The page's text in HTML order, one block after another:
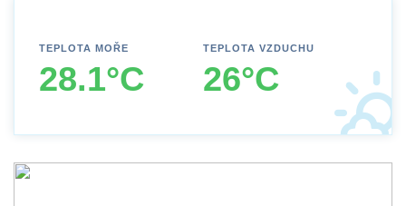
TEPLOTA MOŘE
28.1°C
TEPLOTA VZDUCHU
26°C